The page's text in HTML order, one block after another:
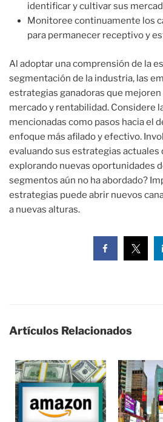
identificar y cultivar sus
Monitoree continuamente los
para permanecer receptivo y
Al adoptar una comprensión de la
segmentación de la industria, las
estrategias ganadoras que mejoren
mercado y rentabilidad. Considere
mencionadas como pasos hacia el
enfoque más afilado y efectivo.
evaluando sus estrategias actuales
explorando nuevas oportunidades
segmentos aún no ha abordado?
estrategias puede abrir nuevos
a nuevas alturas.
Artículos Relacionados